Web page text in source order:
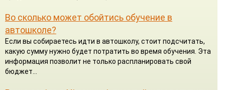
Во сколько может обойтись обучение в
автошколе?
Если вы собираетесь идти в автошколу, стоит подсчитать,
какую сумму нужно будет потратить во время обучения. Эта
информация позволит не только распланировать свой
бюджет...